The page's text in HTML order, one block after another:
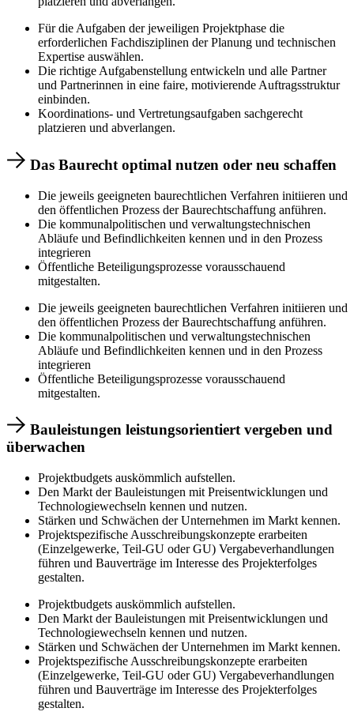
Für die Aufgaben der jeweiligen Projektphase die
erforderlichen Fachdisziplinen der Planung und technischen
Expertise auswählen.
Die richtige Aufgabenstellung entwickeln und alle Partner
und Partnerinnen in eine faire, motivierende Auftragsstruktur
einbinden.
Koordinations- und Vertretungsaufgaben sachgerecht
platzieren und abverlangen.
Das Baurecht optimal nutzen oder neu schaffen
Die jeweils geeigneten baurechtlichen Verfahren initiieren und
den öffentlichen Prozess der Baurechtschaffung anführen.
Die kommunalpolitischen und verwaltungstechnischen
Abläufe und Befindlichkeiten kennen und in den Prozess
integrieren
Öffentliche Beteiligungsprozesse vorausschauend
mitgestalten.
Die jeweils geeigneten baurechtlichen Verfahren initiieren und
den öffentlichen Prozess der Baurechtschaffung anführen.
Die kommunalpolitischen und verwaltungstechnischen
Abläufe und Befindlichkeiten kennen und in den Prozess
integrieren
Öffentliche Beteiligungsprozesse vorausschauend
mitgestalten.
Bauleistungen leistungsorientiert vergeben und
überwachen
Projektbudgets auskömmlich aufstellen.
Den Markt der Bauleistungen mit Preisentwicklungen und
Technologiewechseln kennen und nutzen.
Stärken und Schwächen der Unternehmen im Markt kennen.
Projektspezifische Ausschreibungskonzepte erarbeiten
(Einzelgewerke, Teil-GU oder GU) Vergabeverhandlungen
führen und Bauverträge im Interesse des Projekterfolges
gestalten.
Projektbudgets auskömmlich aufstellen.
Den Markt der Bauleistungen mit Preisentwicklungen und
Technologiewechseln kennen und nutzen.
Stärken und Schwächen der Unternehmen im Markt kennen.
Projektspezifische Ausschreibungskonzepte erarbeiten
(Einzelgewerke, Teil-GU oder GU) Vergabeverhandlungen
führen und Bauverträge im Interesse des Projekterfolges
gestalten.